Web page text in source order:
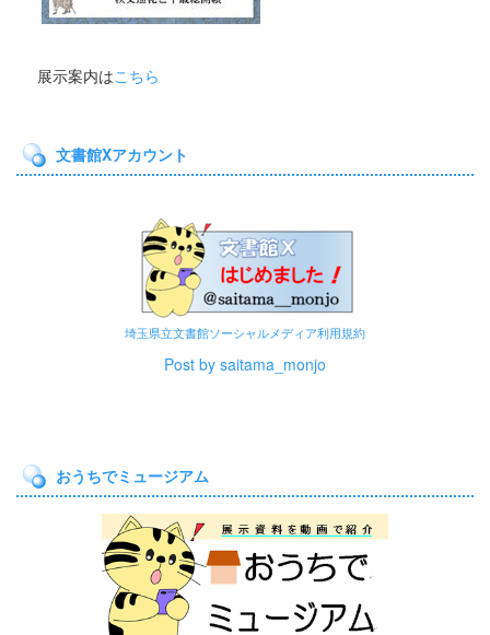
展示案内はこちら
文書館Xアカウント
埼玉県立文書館ソーシャルメディア利用規約
Post by saitama_monjo
おうちでミュージアム